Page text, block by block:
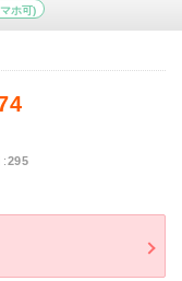
ホ可)
295